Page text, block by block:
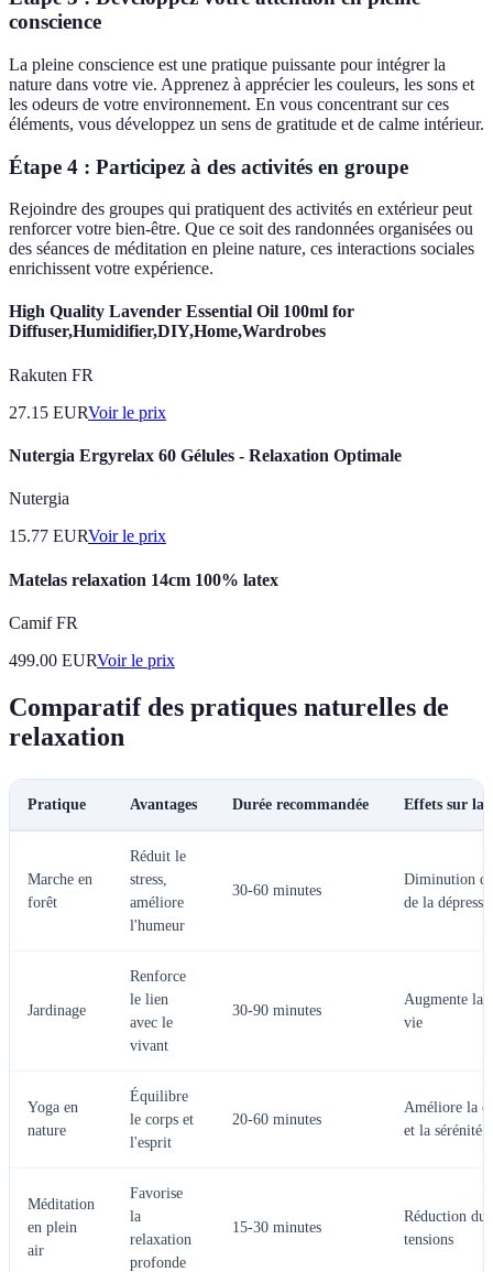
conscience
La pleine conscience est une pratique puissante pour intégrer la
nature dans votre vie. Apprenez à apprécier les couleurs, les sons et
les odeurs de votre environnement. En vous concentrant sur ces
éléments, vous développez un sens de gratitude et de calme intérieur.
Étape 4 : Participez à des activités en groupe
Rejoindre des groupes qui pratiquent des activités en extérieur peut
renforcer votre bien-être. Que ce soit des randonnées organisées ou
des séances de méditation en pleine nature, ces interactions sociales
enrichissent votre expérience.
High Quality Lavender Essential Oil 100ml for
Diffuser,Humidifier,DIY,Home,Wardrobes
Rakuten FR
27.15 EURVoir le prix
Nutergia Ergyrelax 60 Gélules - Relaxation Optimale
Nutergia
15.77 EURVoir le prix
Matelas relaxation 14cm 100% latex
Camif FR
499.00 EURVoir le prix
Comparatif des pratiques naturelles de
relaxation
Pratique Avantages Durée recommandée Effets sur la
Marche en
forêt
Réduit le
stress,
améliore
l'humeur
30-60 minutes
Diminution
de la
Jardinage
Renforce
le lien
avec le
vivant
30-90 minutes
Augmente la
vie
Yoga en
nature
Équilibre
le corps et
l'esprit
20-60 minutes
Améliore la
et la sérénité
Méditation
en plein
air
Favorise
la
relaxation
profonde
15-30 minutes
Réduction du
tensions